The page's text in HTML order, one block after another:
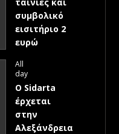
συμβολικό
εισιτήριο 2
ευρώ
All
day
Ο Sidarta
έρχεται
στην
Αλεξάνδρεια